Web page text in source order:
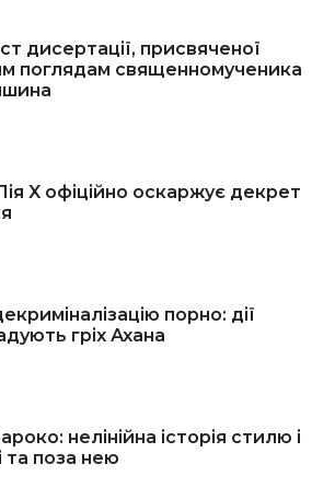
дисертації, присвяченої
поглядам священномученика
X офіційно оскаржує декрет
порно: дії
гріх Ахана
нелінійна історія стилю і
та поза нею